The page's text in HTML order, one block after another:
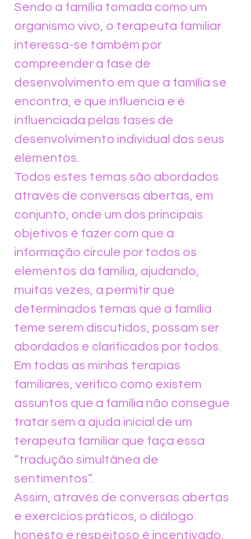
Sendo a família tomada como um
organismo vivo, o terapeuta familiar
interessa-se também por
compreender a fase de
desenvolvimento em que a família se
encontra, e que influencia e é
influenciada pelas fases de
desenvolvimento individual dos seus
elementos.
Todos estes temas são abordados
através de conversas abertas, em
conjunto, onde um dos principais
objetivos é fazer com que a
informação circule por todos os
elementos da família, ajudando,
muitas vezes, a permitir que
determinados temas que a família
teme serem discutidos, possam ser
abordados e clarificados por todos.
Em todas as minhas terapias
familiares, verifico como existem
assuntos que a família não consegue
tratar sem a ajuda inicial de um
terapeuta familiar que faça essa
“tradução simultânea de
sentimentos”.
Assim, através de conversas abertas
e exercícios práticos, o diálogo
honesto e respeitoso é incentivado,